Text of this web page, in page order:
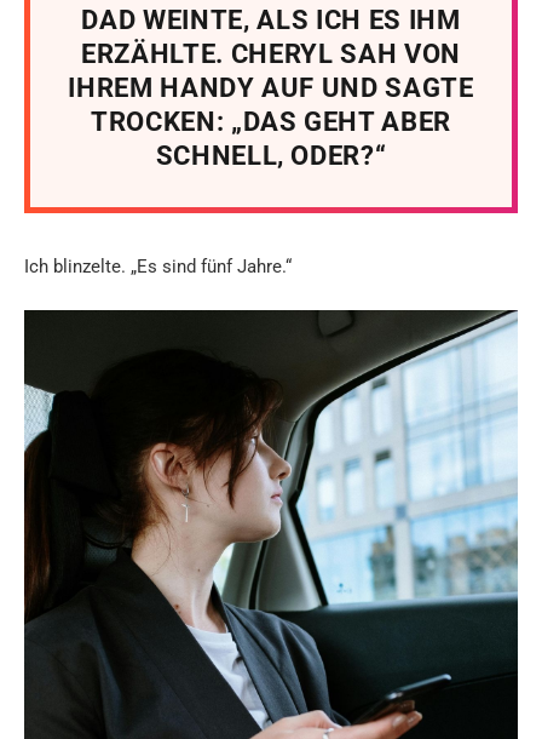
DAD WEINTE, ALS ICH ES IHM
ERZÄHLTE. CHERYL SAH VON
IHREM HANDY AUF UND SAGTE
TROCKEN: „DAS GEHT ABER
SCHNELL, ODER?“
Ich blinzelte. „Es sind fünf Jahre.“